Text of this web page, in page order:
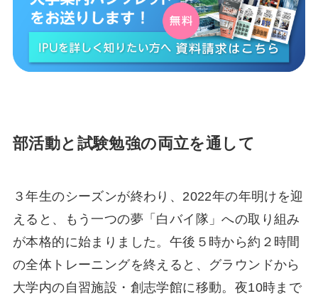
部活動と試験勉強の両立を通して
３年生のシーズンが終わり、2022年の年明けを迎
えると、もう一つの夢「白バイ隊」への取り組み
が本格的に始まりました。午後５時から約２時間
の全体トレーニングを終えると、グラウンドから
大学内の自習施設・創志学館に移動。夜10時まで